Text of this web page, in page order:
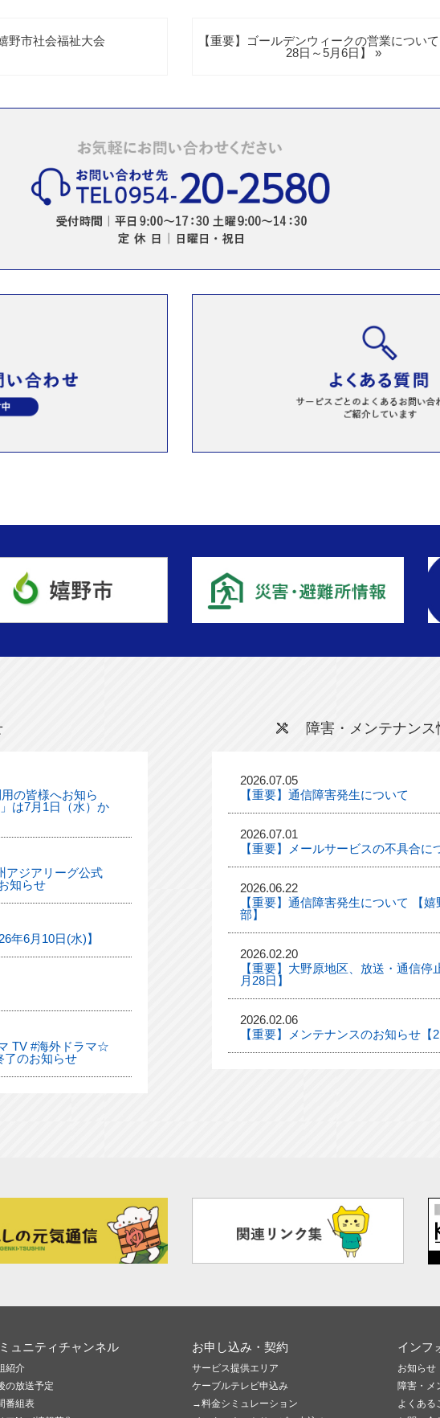
野市社会福祉大会
【重要】ゴールデンウィークの営業につい
28日～5月6日】 »
の皆様へお知ら
は7月1日（水）か
アジアリーグ公式
知らせ
年6月10日(水)】
TV #海外ドラマ☆
了のお知らせ
障害・メンテナンス
2026.07.05
【重要】通信障害発生について
2026.07.01
【重要】メールサービスの不具合に
2026.06.22
【重要】通信障害発生について 【
部】
2026.02.20
【重要】大野原地区、放送・通信停
月28日】
2026.02.06
【重要】メンテナンスのお知らせ【2
ュニティチャンネル
紹介
の放送予定
番組表
お申し込み・契約
サービス提供エリア
ケーブルテレビ申込み
→料金シミュレーション
インフ
お知らせ
障害・メ
よくある